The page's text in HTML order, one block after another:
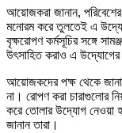
আয়োজকরা জানান,
মনোরম করে তুলতেই এ
বৃক্ষরোপণ কর্মসূচির সঙ্গে
উৎসাহিত করাও এ
আয়োজকদের পক্ষ থেকে
না। রোপণ করা চারাগুলোর
করে তোলার উদ্যোগ নেওয়া
জানান তারা।